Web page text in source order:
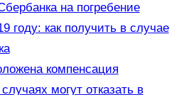
на погребение
году: как получить в случае
компенсация
могут отказать в